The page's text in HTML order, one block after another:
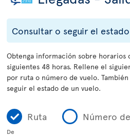
Consultar o seguir el
Obtenga información sobre horarios
siguientes 48 horas. Rellene el
por ruta o número de vuelo.
seguir el estado de un vuelo.
Ruta Número
De